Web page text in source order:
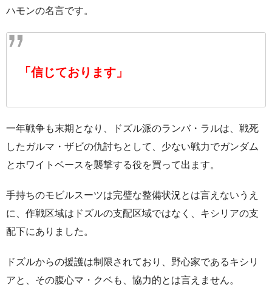
ハモンの名言です。
「信じております」
一年戦争も末期となり、ドズル派のランバ・ラルは、戦死
したガルマ・ザビの仇討ちとして、少ない戦力でガンダム
とホワイトベースを襲撃する役を買って出ます。
手持ちのモビルスーツは完璧な整備状況とは言えないうえ
に、作戦区域はドズルの支配区域ではなく、キシリアの支
配下にありました。
ドズルからの援護は制限されており、野心家であるキシリ
アと、その腹心マ・クベも、協力的とは言えません。